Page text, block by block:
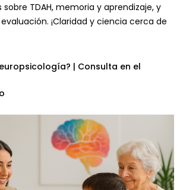
TDAH, memoria y aprendizaje, y
¡Claridad y ciencia cerca de
| Consulta en el